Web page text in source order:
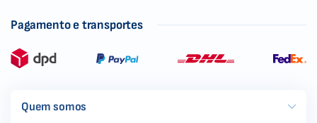
Pagamento e transportes
Quem somos